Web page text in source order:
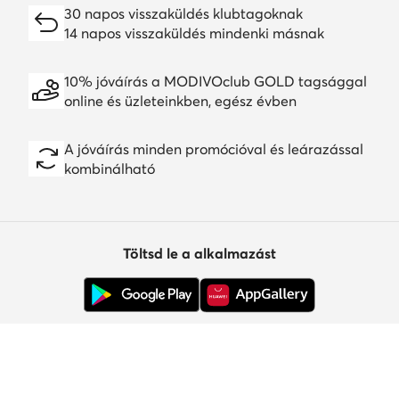
30 napos visszaküldés klubtagoknak
14 napos visszaküldés mindenki másnak
10% jóváírás a MODIVOclub GOLD tagsággal
online és üzleteinkben, egész évben
A jóváírás minden promócióval és leárazással
kombinálható
Töltsd le a alkalmazást